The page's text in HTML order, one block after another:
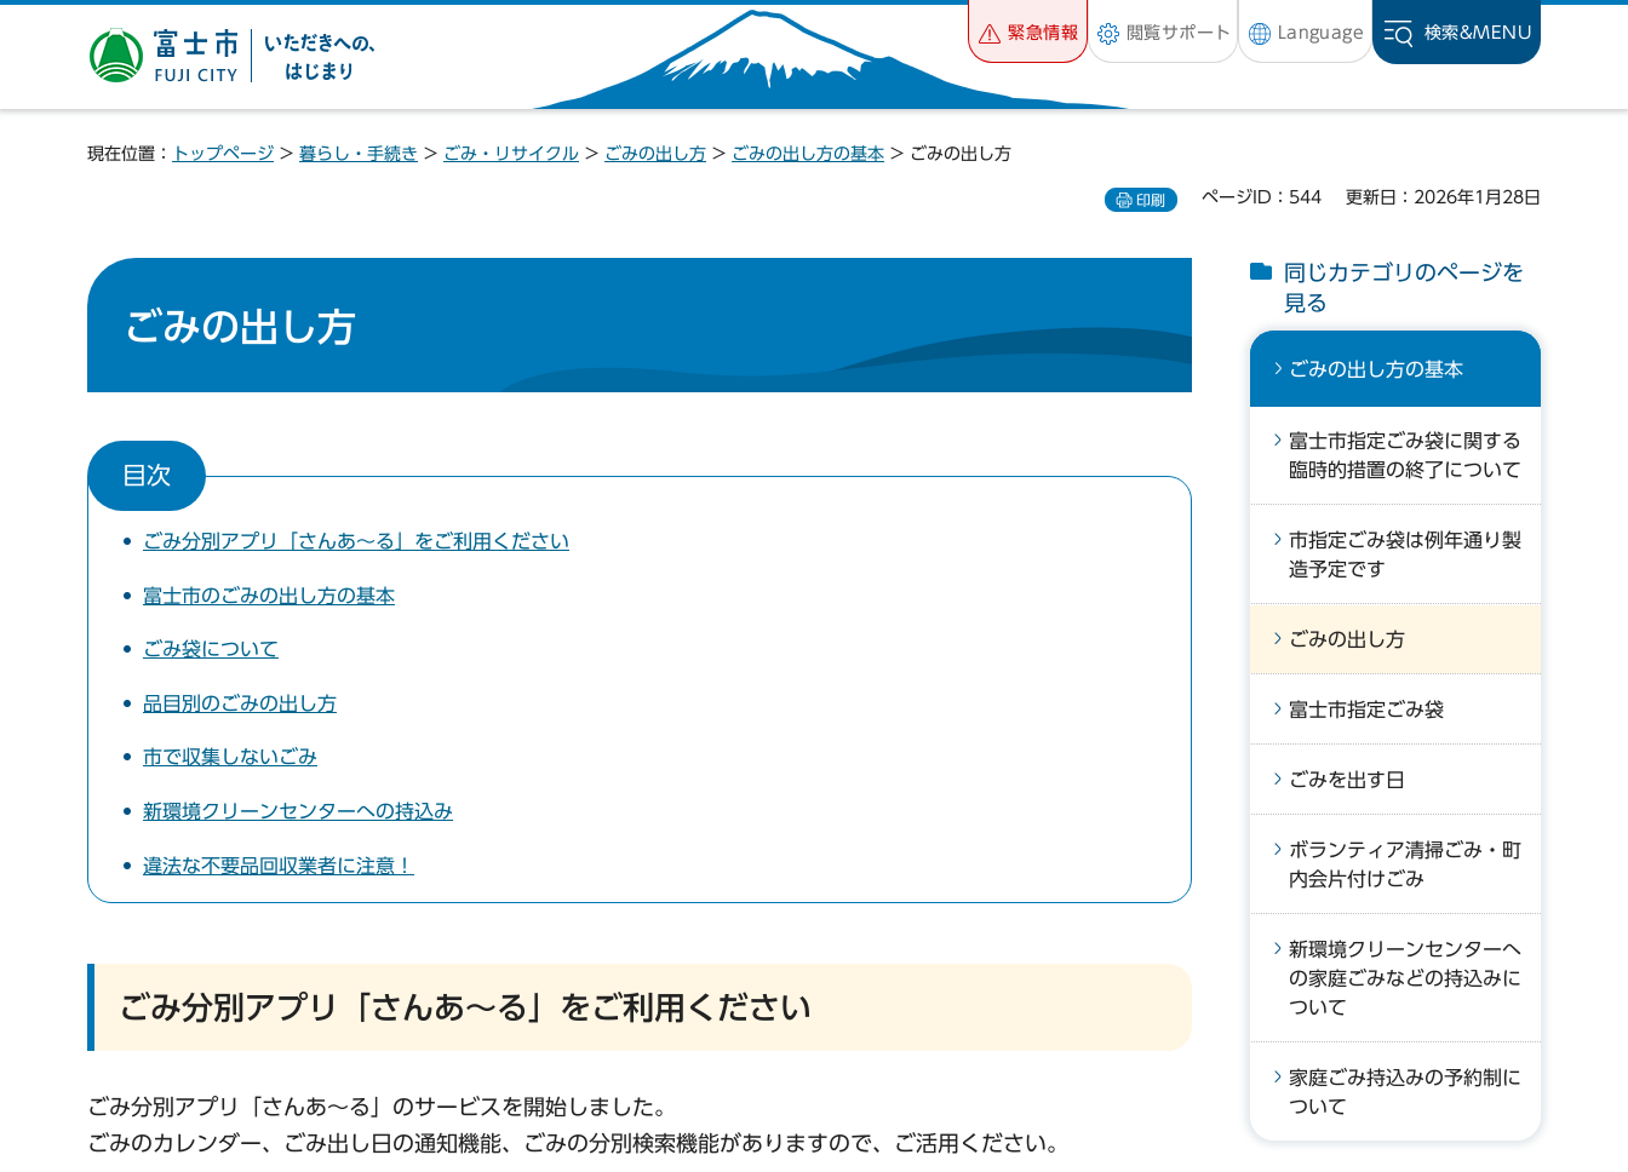
富士市 いただきへの、は
じまり
緊急情報 閲覧サポート Language 検索&MENU
現在位置： トップページ > 暮らし・手続き > ごみ・リサイクル > ごみの出し方 > ごみの出し方の基本 > ごみの出し方
印刷 ページID：544 更新日：2026年1月28日
ごみの出し方
目次
ごみ分別アプリ「さんあ～る」をご利用ください
富士市のごみの出し方の基本
ごみ袋について
品目別のごみの出し方
市で収集しないごみ
新環境クリーンセンターへの持込み
違法な不要品回収業者に注意！
ごみ分別アプリ「さんあ～る」をご利用ください
ごみ分別アプリ「さんあ～る」のサービスを開始しました。
ごみのカレンダー、ごみ出し日の通知機能、ごみの分別検索機能がありますので、ご活用ください。
同じカテゴリのページを
見る
ごみの出し方の基本
富士市指定ごみ袋に関する
臨時的措置の終了について
市指定ごみ袋は例年通り製
造予定です
ごみの出し方
富士市指定ごみ袋
ごみを出す日
ボランティア清掃ごみ・町
内会片付けごみ
新環境クリーンセンターへ
の家庭ごみなどの持込みに
ついて
家庭ごみ持込みの予約制に
ついて